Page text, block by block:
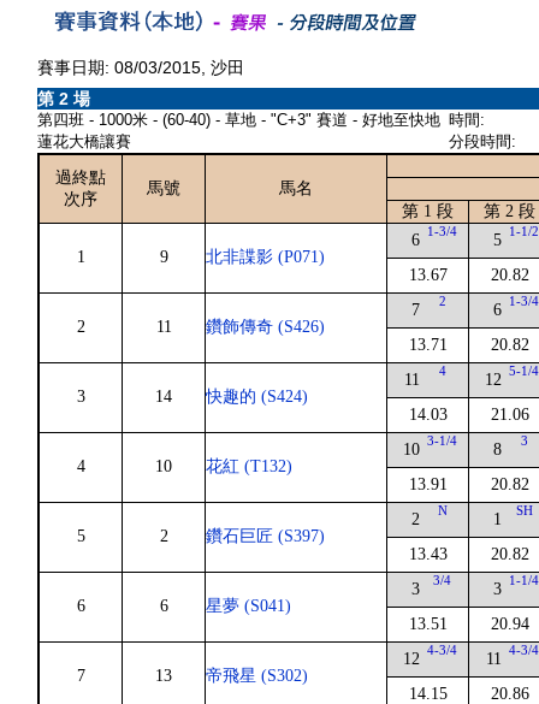
賽事日期: 08/03/2015, 沙田
第 2 場
第四班 - 1000米 - (60-40) - 草地 - "C+3" 賽道 - 好地至快地
蓮花大橋讓賽
時間:
分段時間:
過終點
次序
馬號
馬名
第 1 段
第 2 段
1 9 北非諜影 (P071)
6 1-3/4
13.67
5 1-1/2
20.82
2 11 鑽飾傳奇 (S426)
7 2
13.71
6 1-3/4
20.82
3 14 快趣的 (S424)
11 4
14.03
12 5-1/4
21.06
4 10 花紅 (T132)
10 3-1/4
13.91
8 3
20.82
5 2 鑽石巨匠 (S397)
2 N
13.43
1 SH
20.82
6 6 星夢 (S041)
3 3/4
13.51
3 1-1/4
20.94
7 13 帝飛星 (S302)
12 4-3/4
14.15
11 4-3/4
20.86